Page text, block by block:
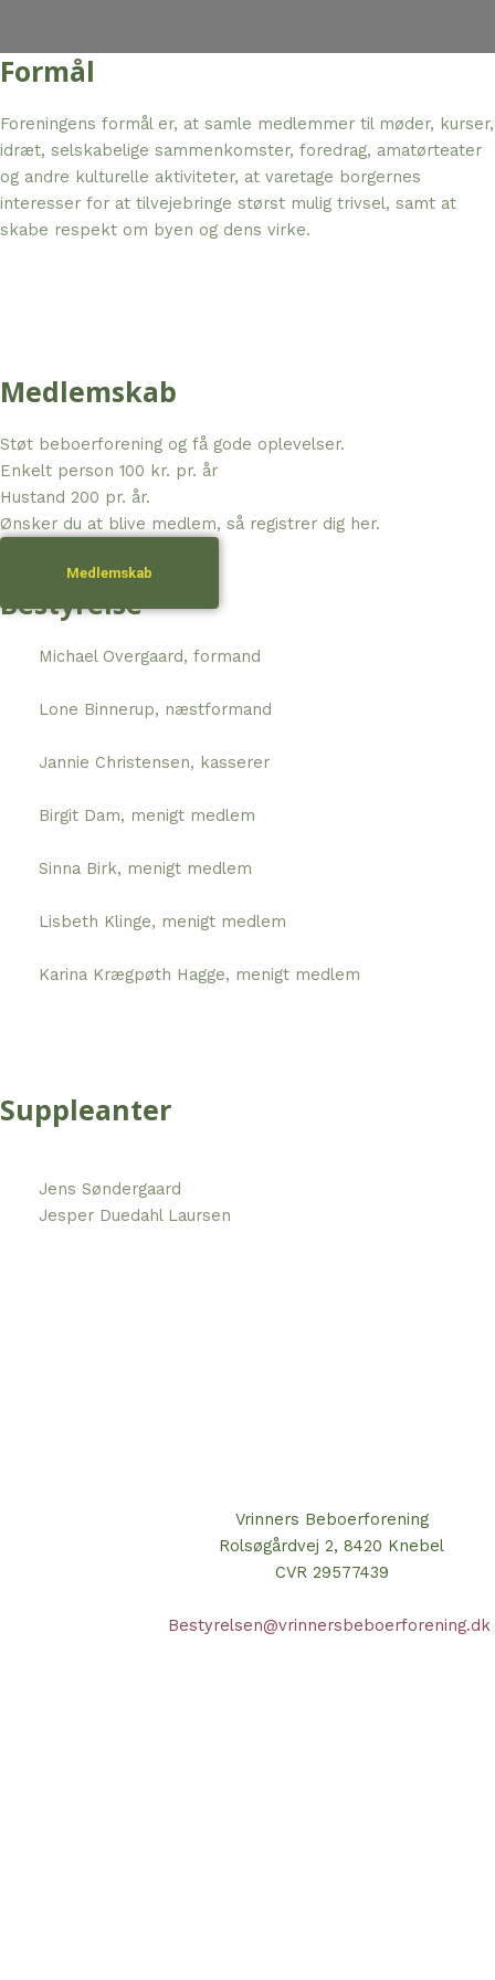
Formål
Foreningens formål er, at samle medlemmer til møder, kurser,
idræt, selskabelige sammenkomster, foredrag, amatørteater
og andre kulturelle aktiviteter, at varetage borgernes
interesser for at tilvejebringe størst mulig trivsel, samt at
skabe respekt om byen og dens virke.
Medlemskab
Støt beboerforening og få gode oplevelser.
Enkelt person 100 kr. pr. år
Hustand 200 pr. år.
Ønsker du at blive medlem, så registrer dig her.
Medlemskab
Bestyrelse
Michael Overgaard, formand
Lone Binnerup, næstformand
Jannie Christensen, kasserer
Birgit Dam, menigt medlem
Sinna Birk, menigt medlem
Lisbeth Klinge, menigt medlem
Karina Krægpøth Hagge, menigt medlem
Suppleanter
Jens Søndergaard
Jesper Duedahl Laursen
Vrinners Beboerforening
Rolsøgårdvej 2, 8420 Knebel
CVR 29577439
Bestyrelsen@vrinnersbeboerforening.dk